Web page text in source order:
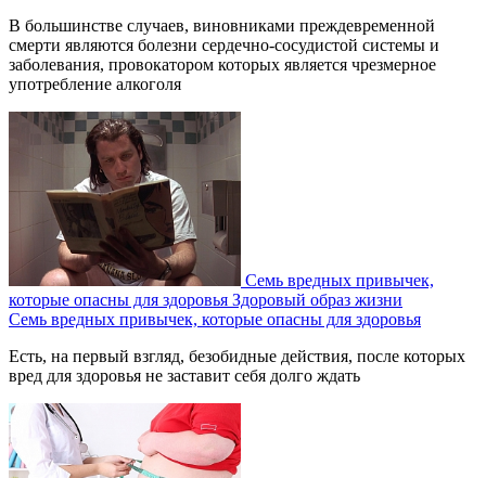
В большинстве случаев, виновниками преждевременной
смерти являются болезни сердечно-сосудистой системы и
заболевания, провокатором которых является чрезмерное
употребление алкоголя
Семь вредных привычек,
которые опасны для здоровья Здоровый образ жизни
Семь вредных привычек, которые опасны для здоровья
Есть, на первый взгляд, безобидные действия, после которых
вред для здоровья не заставит себя долго ждать